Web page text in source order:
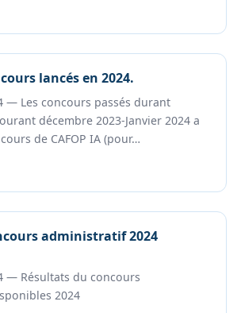
lancés en 2024.
— Les concours passés durant
décembre 2023-Janvier 2024 a
de CAFOP IA (pour…
administratif 2024
— Résultats du concours
2024